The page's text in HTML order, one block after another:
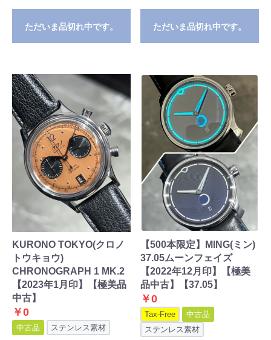
ただいま品切れ中です。 ただいま品切れ中です。
KURONO TOKYO(クロノ
トウキョウ)
CHRONOGRAPH 1 MK.2
【2023年1月印】【極美品
中古】
￥0
中古品 ステンレス素材
【500本限定】MING(ミン)
37.05ムーンフェイズ
【2022年12月印】【極美
品中古】【37.05】
￥0
Tax-Free
中古品
ステンレス素材